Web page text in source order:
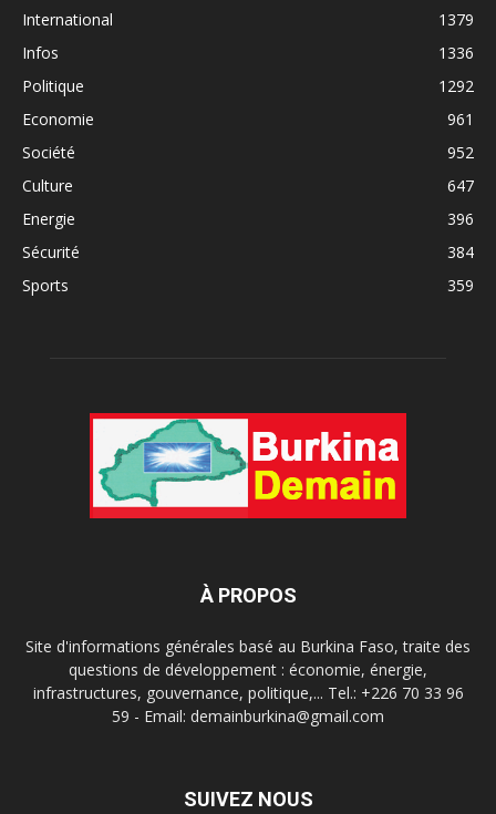
International
1379
Infos
1336
Politique
1292
Economie
961
Société
952
Culture
647
Energie
396
Sécurité
384
Sports
359
À PROPOS
Site d'informations générales basé au Burkina Faso, traite des
questions de développement : économie, énergie,
infrastructures, gouvernance, politique,... Tel.: +226 70 33 96
59 - Email: demainburkina@gmail.com
SUIVEZ NOUS